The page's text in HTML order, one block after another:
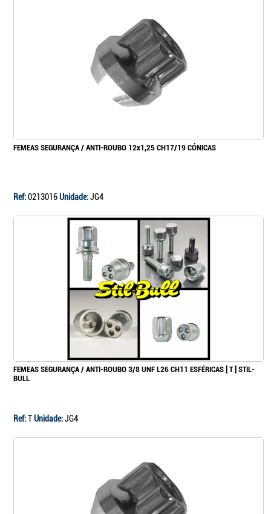
FEMEAS SEGURANÇA / ANTI-ROUBO 12x1,25 CH17/19 CÓNICAS
Ref:0213016Unidade:JG4
FEMEAS SEGURANÇA / ANTI-ROUBO 3/8 UNF L26 CH11 ESFÉRICAS [ T ] STIL-
BULL
Ref:TUnidade:JG4